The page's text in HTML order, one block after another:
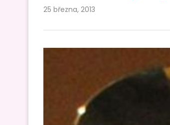
25 března, 2013